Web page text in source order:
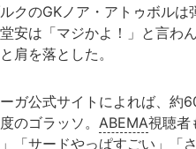
クのGKノア・アトゥボル
安は「マジかよ！」と言わ
肩を落とした。
ガ公式サイトによれば、約
のゴラッソ。 ABEMA視聴者
「サードやっぱすごい」「